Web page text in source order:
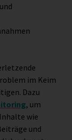
im Keim
Dazu
, um
wie
und